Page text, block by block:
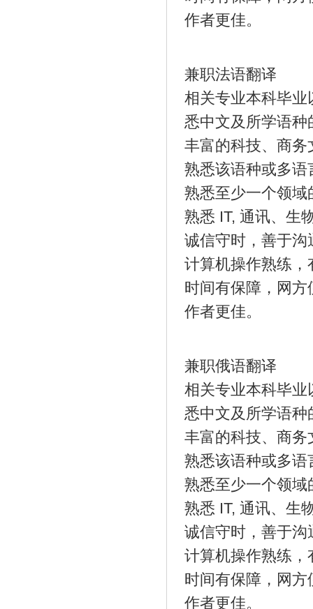
作者更佳。
兼职法语翻译
相关专业本科毕
悉中文及所学语种
丰富的科技、商务
熟悉该语种或多
熟悉至少一个领域
熟悉 IT, 通讯、生
诚信守时，善于
计算机操作熟练，
时间有保障，网
作者更佳。
兼职俄语翻译
相关专业本科毕
悉中文及所学语种
丰富的科技、商务
熟悉该语种或多
熟悉至少一个领域
熟悉 IT, 通讯、生
诚信守时，善于
计算机操作熟练，
时间有保障，网
作者更佳。